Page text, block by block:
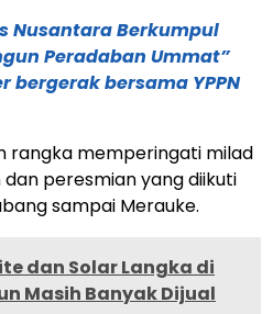
Nusantara Berkumpul
Peradaban Ummat”
bergerak bersama YPPN
rangka memperingati milad
peresmian yang diikuti
sampai Merauke.
dan Solar Langka di
Masih Banyak Dijual